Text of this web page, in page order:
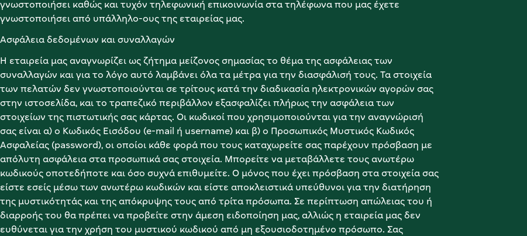
γνωστοποιήσει καθώς και τυχόν τηλεφωνική επικοινωνία στα τηλέφωνα που μας έχετε
γνωστοποιήσει από υπάλληλο-ους της εταιρείας μας.
Ασφάλεια δεδομένων και συναλλαγών
Η εταιρεία μας αναγνωρίζει ως ζήτημα μείζονος σημασίας το θέμα της ασφάλειας των
συναλλαγών και για το λόγο αυτό λαμβάνει όλα τα μέτρα για την διασφάλισή τους. Τα στοιχεία
των πελατών δεν γνωστοποιούνται σε τρίτους κατά την διαδικασία ηλεκτρονικών αγορών σας
στην ιστοσελίδα, και το τραπεζικό περιβάλλον εξασφαλίζει πλήρως την ασφάλεια των
στοιχείων της πιστωτικής σας κάρτας. Οι κωδικοί που χρησιμοποιούνται για την αναγνώρισή
σας είναι α) ο Κωδικός Εισόδου (e-mail ή username) και β) ο Προσωπικός Μυστικός Κωδικός
Ασφαλείας (password), οι οποίοι κάθε φορά που τους καταχωρείτε σας παρέχουν πρόσβαση με
απόλυτη ασφάλεια στα προσωπικά σας στοιχεία. Μπορείτε να μεταβάλλετε τους ανωτέρω
κωδικούς οποτεδήποτε και όσο συχνά επιθυμείτε. Ο μόνος που έχει πρόσβαση στα στοιχεία σας
είστε εσείς μέσω των ανωτέρω κωδικών και είστε αποκλειστικά υπεύθυνοι για την διατήρηση
της μυστικότητάς και της απόκρυψης τους από τρίτα πρόσωπα. Σε περίπτωση απώλειας του ή
διαρροής του θα πρέπει να προβείτε στην άμεση ειδοποίηση μας, αλλιώς η εταιρεία μας δεν
ευθύνεται για την χρήση του μυστικού κωδικού από μη εξουσιοδοτημένο πρόσωπο. Σας